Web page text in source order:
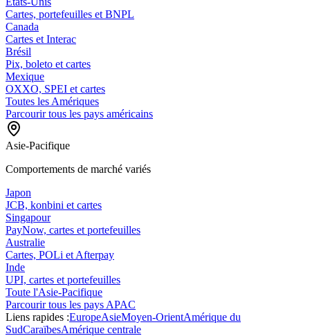
Cartes, portefeuilles et BNPL
Canada
Cartes et Interac
Brésil
Pix, boleto et cartes
Mexique
OXXO, SPEI et cartes
Toutes les Amériques
Parcourir tous les pays américains
Asie-Pacifique
Comportements de marché variés
Japon
JCB, konbini et cartes
Singapour
PayNow, cartes et portefeuilles
Australie
Cartes, POLi et Afterpay
Inde
UPI, cartes et portefeuilles
Toute l'Asie-Pacifique
Parcourir tous les pays APAC
Liens rapides :EuropeAsieMoyen-OrientAmérique du
SudCaraïbesAmérique centrale